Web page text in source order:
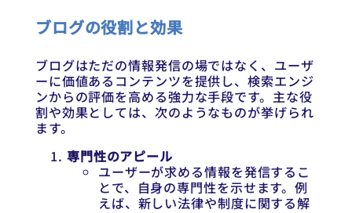
ブログの役割と効果
ブログはただの情報発信の場ではなく、ユーザ
ーに価値あるコンテンツを提供し、検索エンジ
ンからの評価を高める強力な手段です。主な役
割や効果としては、次のようなものが挙げられ
ます。
専門性のアピール
ユーザーが求める情報を発信するこ
とで、自身の専門性を示せます。例
えば、新しい法律や制度に関する解